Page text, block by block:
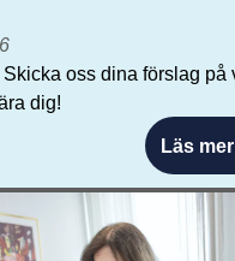
oss dina förslag på
dig!
Läs mer